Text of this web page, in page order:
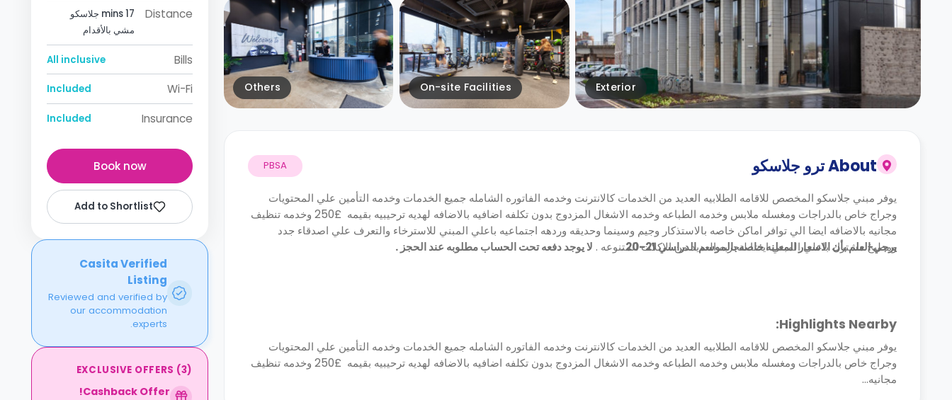
Exterior
On-site Facilities
Others
Aboutترو جلاسكو PBSA
يوفر مبني جلاسكو المخصص للاقامه الطلابيه العديد من الخدمات كالانترنت وخدمه الفاتوره الشامله جميع الخدمات وخدمه التأمين علي المحتويات
وجراج خاص بالدراجات ومغسله ملابس وخدمه الطباعه وخدمه الاشغال المزدوج بدون تكلفه اضافيه بالاضافه لهديه ترحيبيه بقيمه
£250 وخدمه تنظيف
مجانيه بالاضافه ايضا الي توافر اماكن خاصه بالاستذكار وجيم وسينما وحديقه وردهه اجتماعيه باعلي المبني للاسترخاء والتعرف علي اصدقاء جدد
ومطبخ مشترك باعلي المبني ايضا لتجربه العديد من الاكلات المتنوعه . لا يوجد دفعه تحت الحساب مطلوبه عند الحجز . يرجي العلم بأن الاسعار المعلنه خاصه بالموسم الدراسي 21-20 .
Highlights Nearby:
يوفر مبني جلاسكو المخصص للاقامه الطلابيه العديد من الخدمات كالانترنت وخدمه الفاتوره الشامله جميع الخدمات وخدمه التأمين علي المحتويات
وجراج خاص بالدراجات ومغسله ملابس وخدمه الطباعه وخدمه الاشغال المزدوج بدون تكلفه اضافيه بالاضافه لهديه ترحيبيه بقيمه
£250 وخدمه تنظيف
مجانيه...
Distance
17 mins جلاسكو
مشي بالأقدام
Bills
All inclusive
Wi-Fi
Included
Insurance
Included
Book now
Add to Shortlist
Casita Verified
Listing
Reviewed and verified by
our accommodation
experts.
EXCLUSIVE OFFERS (3)
Cashback Offer!